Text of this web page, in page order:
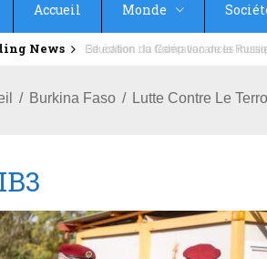
Accueil Monde
News Education : la fédération de la
Burkina Faso Lutte Contre Le
IB3